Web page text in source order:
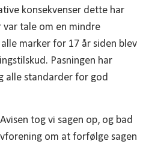
konsekvenser dette har
tale om en mindre
marker for 17 år siden blev
Pasningen har
alle standarder for god
tog vi sagen op, og bad
om at forfølge sagen